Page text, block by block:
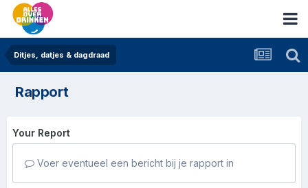
Ditjes, datjes & dagdraad
Rapport
Your Report
Voer eventueel een bericht bij je rapport in